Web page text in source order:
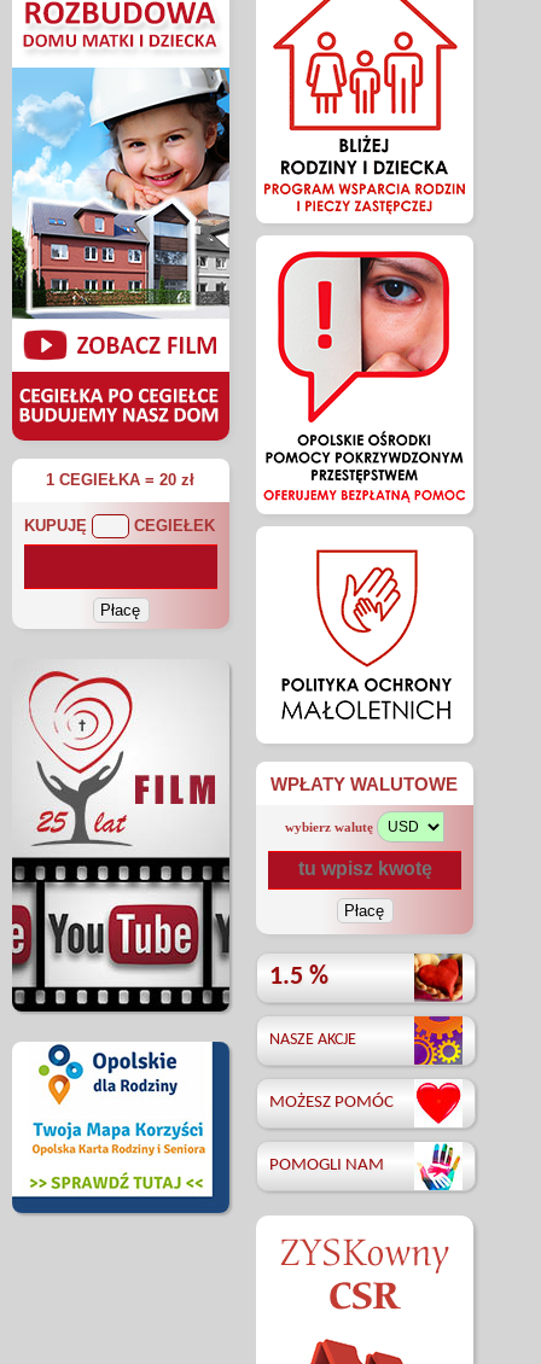
1 CEGIEŁKA = 20 zł
KUPUJĘ CEGIEŁEK
WPŁATY WALUTOWE
wybierz walutę
1.5 %
NASZE AKCJE
MOŻESZ POMÓC
POMOGLI NAM